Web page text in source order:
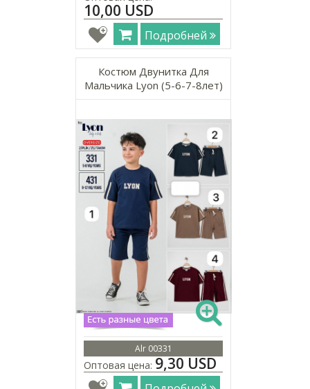
10,00 USD
Подробней
Костюм Двунитка Для
Мальчика Lyon (5-6-7-8лет)
Alr 00331
Оптовая цена: 9,30 USD